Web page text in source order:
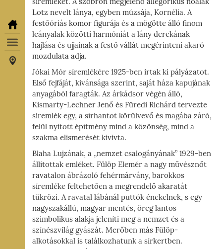
Lotz nevelt lánya, egyben múzsája, Kornélia. A
festőóriás komor figurája és a mögötte álló finom
leányalak közötti harmóniát a lány derekának
hajlása és ujjainak a festő vállát megérinteni akaró
mozdulata adja.
Jókai Mór síremlékére 1925-ben írtak ki pályázatot.
Első fejfáját, kívánsága szerint, saját háza kapujának
anyagából faragták. Az árkádsor végén álló,
Kismarty-Lechner Jenő és Füredi Richárd tervezte
síremlék egy, a sírhantot körülvevő és magába záró,
felül nyitott építmény mind a közönség, mind a
szakma elismerését kivívta.
Blaha Lujzának, a „nemzet csalogányának” 1929-ben
állítottak emléket. Fülöp Elemér a nagy művésznőt
ravatalon ábrázoló fehérmárvány, barokkos
síremléke feltehetően a megrendelő akaratát
tükrözi. A ravatal lábánál puttók énekelnek, s egy
nagyszakállú, magyar mentés, öreg lantos
szimbolikus alakja jeleníti meg a nemzet és a
színészvilág gyászát. Merőben más Fülöp-
alkotásokkal is találkozhatunk a sírkertben.